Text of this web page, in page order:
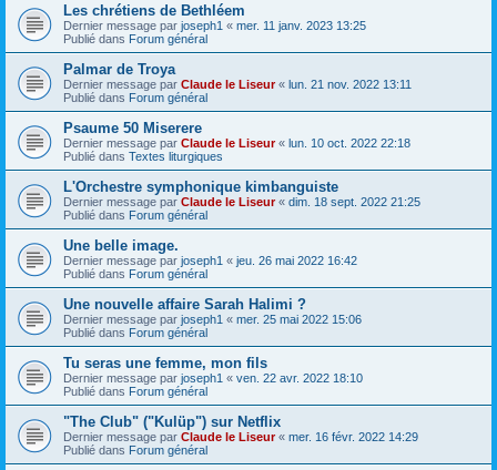
Les chrétiens de Bethléem
Dernier message par joseph1 « mer. 11 janv. 2023 13:25
Publié dans Forum général
Palmar de Troya
Dernier message par Claude le Liseur« lun. 21 nov. 2022 13:11
Publié dans Forum général
Psaume 50 Miserere
Dernier message par Claude le Liseur« lun. 10 oct. 2022 22:18
Publié dans Textes liturgiques
L'Orchestre symphonique kimbanguiste
Dernier message par Claude le Liseur« dim. 18 sept. 2022 21:25
Publié dans Forum général
Une belle image.
Dernier message par joseph1 « jeu. 26 mai 2022 16:42
Publié dans Forum général
Une nouvelle affaire Sarah Halimi ?
Dernier message par joseph1 « mer. 25 mai 2022 15:06
Publié dans Forum général
Tu seras une femme, mon fils
Dernier message par joseph1 « ven. 22 avr. 2022 18:10
Publié dans Forum général
"The Club" ("Kulüp") sur Netflix
Dernier message par Claude le Liseur« mer. 16 févr. 2022 14:29
Publié dans Forum général